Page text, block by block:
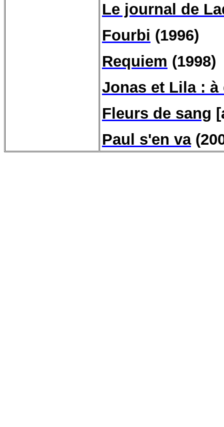
Le journal de
Fourbi (1996)
Requiem (1998)
Jonas et Lila : à
Fleurs de sang
Paul s'en va